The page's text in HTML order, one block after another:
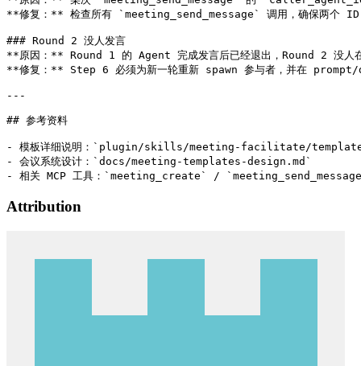
Attribution